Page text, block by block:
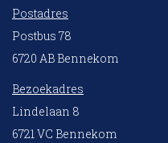
Postadres
Postbus 78
6720 AB Bennekom
Bezoekadres
Lindelaan 8
6721 VC Bennekom